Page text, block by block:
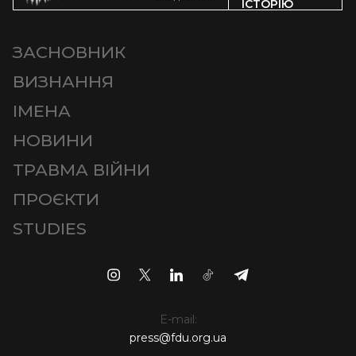
ІСТОРІЮ
ЗАСНОВНИК
ВИЗНАННЯ
ІМЕНА
НОВИНИ
ТРАВМА ВІЙНИ
ПРОЄКТИ
STUDIES
E-mail:
press@fdu.org.ua